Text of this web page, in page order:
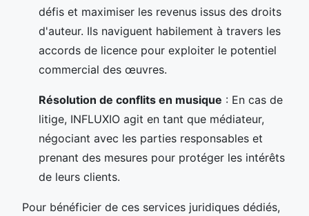
défis et maximiser les revenus issus des droits
d'auteur. Ils naviguent habilement à travers les
accords de licence pour exploiter le potentiel
commercial des œuvres.
Résolution de conflits en musique : En cas de
litige, INFLUXIO agit en tant que médiateur,
négociant avec les parties responsables et
prenant des mesures pour protéger les intérêts
de leurs clients.
Pour bénéficier de ces services juridiques dédiés,